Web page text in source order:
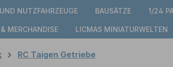
NUTZFAHRZEUGE BAUSÄTZE 1/24
MERCHANDISE LICMAS MINIATURWELTEN
RC Taigen Getriebe